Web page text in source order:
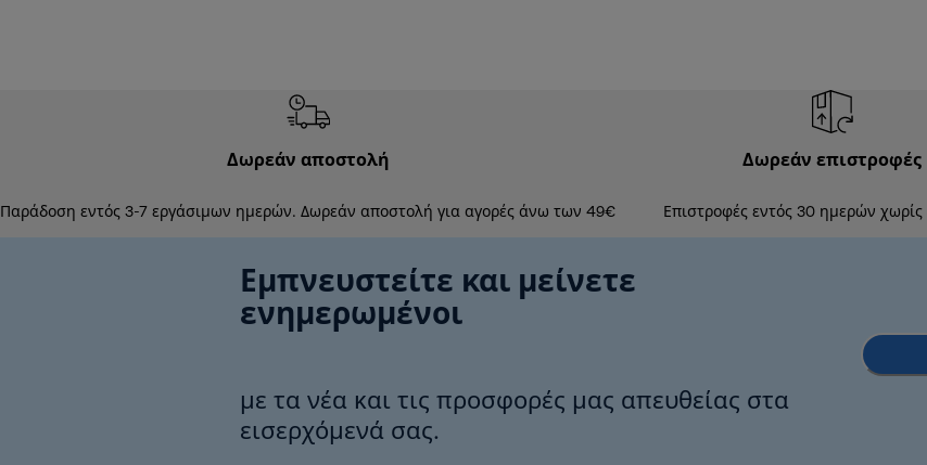
Δωρεάν αποστολή
Παράδοση εντός 3-7 εργάσιμων ημερών. Δωρεάν αποστολή για αγορές άνω των 49€
Δωρεάν επιστροφές
Επιστροφές εντός 30 ημερών χωρίς
Εμπνευστείτε και μείνετε
ενημερωμένοι
με τα νέα και τις προσφορές μας απευθείας στα
εισερχόμενά σας.